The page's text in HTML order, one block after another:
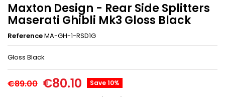
Maxton Design - Rear Side Splitters
Maserati Ghibli Mk3 Gloss Black
ReferenceMA-GH-1-RSD1G
Gloss Black
€89.00 €80.10 Save 10%